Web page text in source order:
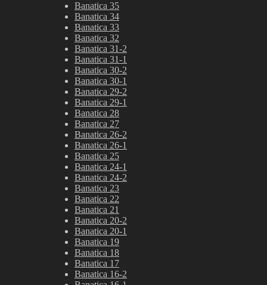
Banatica 35
Banatica 34
Banatica 33
Banatica 32
Banatica 31-2
Banatica 31-1
Banatica 30-2
Banatica 30-1
Banatica 29-2
Banatica 29-1
Banatica 28
Banatica 27
Banatica 26-2
Banatica 26-1
Banatica 25
Banatica 24-1
Banatica 24-2
Banatica 23
Banatica 22
Banatica 21
Banatica 20-2
Banatica 20-1
Banatica 19
Banatica 18
Banatica 17
Banatica 16-2